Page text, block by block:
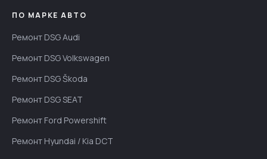
ПО МАРКЕ АВТО
Ремонт DSG Audi
Ремонт DSG Volkswagen
Ремонт DSG Škoda
Ремонт DSG SEAT
Ремонт Ford Powershift
Ремонт Hyundai / Kia DCT